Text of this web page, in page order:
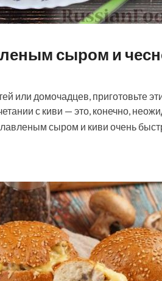
сыром и
или домочадцев, приготовьте
с киви — это, конечно,
сыром и киви очень